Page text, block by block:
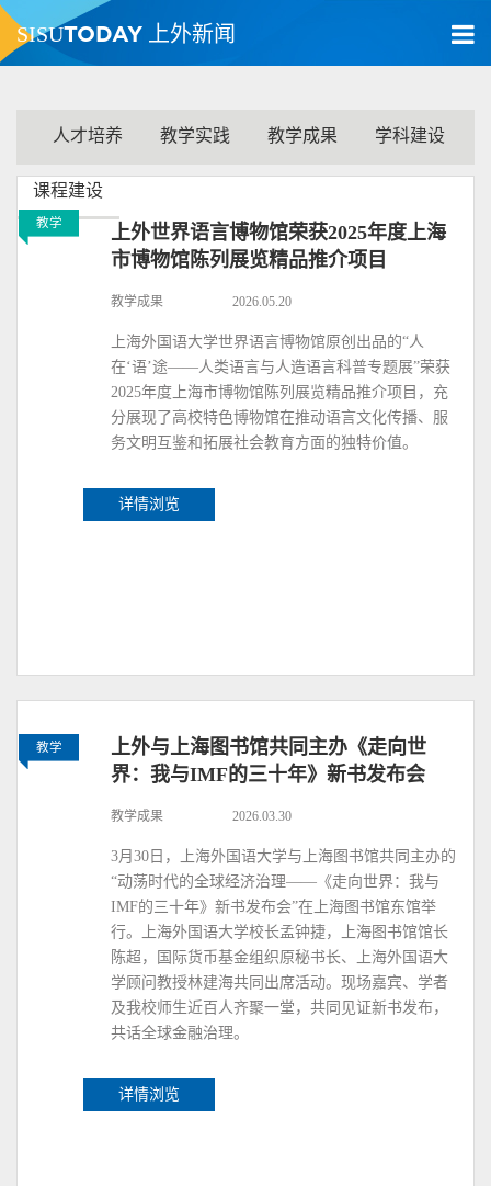
SISUTODAY 上外新闻
人才培养 教学实践 教学成果 学科建设
课程建设
教学
上外世界语言博物馆荣获2025年度上海
市博物馆陈列展览精品推介项目
教学成果 2026.05.20
上海外国语大学世界语言博物馆原创出品的“人
在‘语’途——人类语言与人造语言科普专题展”荣获
2025年度上海市博物馆陈列展览精品推介项目，充
分展现了高校特色博物馆在推动语言文化传播、服
务文明互鉴和拓展社会教育方面的独特价值。
详情浏览
教学
上外与上海图书馆共同主办《走向世
界：我与IMF的三十年》新书发布会
教学成果 2026.03.30
3月30日，上海外国语大学与上海图书馆共同主办的
“动荡时代的全球经济治理——《走向世界：我与
IMF的三十年》新书发布会”在上海图书馆东馆举
行。上海外国语大学校长孟钟捷，上海图书馆馆长
陈超，国际货币基金组织原秘书长、上海外国语大
学顾问教授林建海共同出席活动。现场嘉宾、学者
及我校师生近百人齐聚一堂，共同见证新书发布，
共话全球金融治理。
详情浏览